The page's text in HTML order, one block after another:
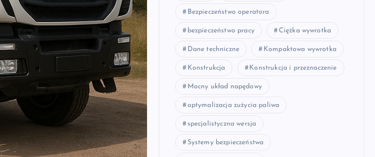
Bezpieczeństwo operatora
bezpieczeństwo pracy Ciężka wywrotka
Dane techniczne Kompaktowa wywrotka
Konstrukcja Konstrukcja i przeznaczenie
Mocny układ napędowy
optymalizacja zużycia paliwa
specjalistyczna wersja
Systemy bezpieczeństwa